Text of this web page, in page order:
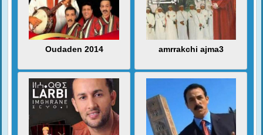
Oudaden 2014 amrrakchi ajma3